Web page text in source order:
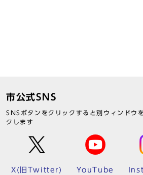
市公式SNS
SNSボタンをクリックすると別ウィンドウ
クします
X(旧Twitter) YouTube